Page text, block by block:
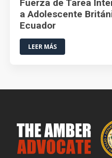
Fuerza de Tarea
a Adolescente
Ecuador
LEER MÁS